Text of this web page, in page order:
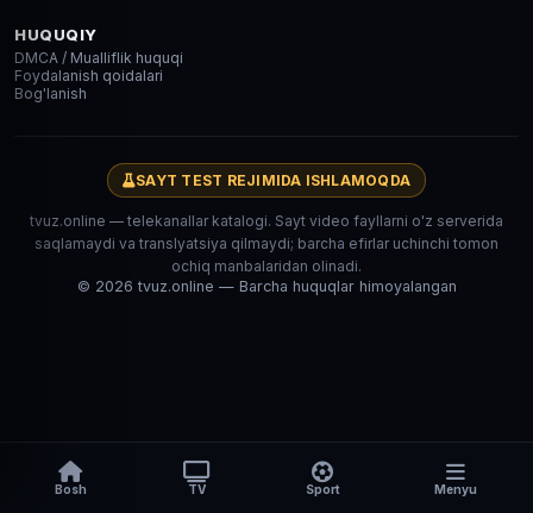
HUQUQIY
DMCA / Mualliflik huquqi
Foydalanish qoidalari
Bog'lanish
SAYT TEST REJIMIDA ISHLAMOQDA
tvuz.online — telekanallar katalogi. Sayt video fayllarni o'z serverida
saqlamaydi va translyatsiya qilmaydi; barcha efirlar uchinchi tomon
ochiq manbalaridan olinadi.
© 2026 tvuz.online — Barcha huquqlar himoyalangan
Bosh TV Sport Menyu